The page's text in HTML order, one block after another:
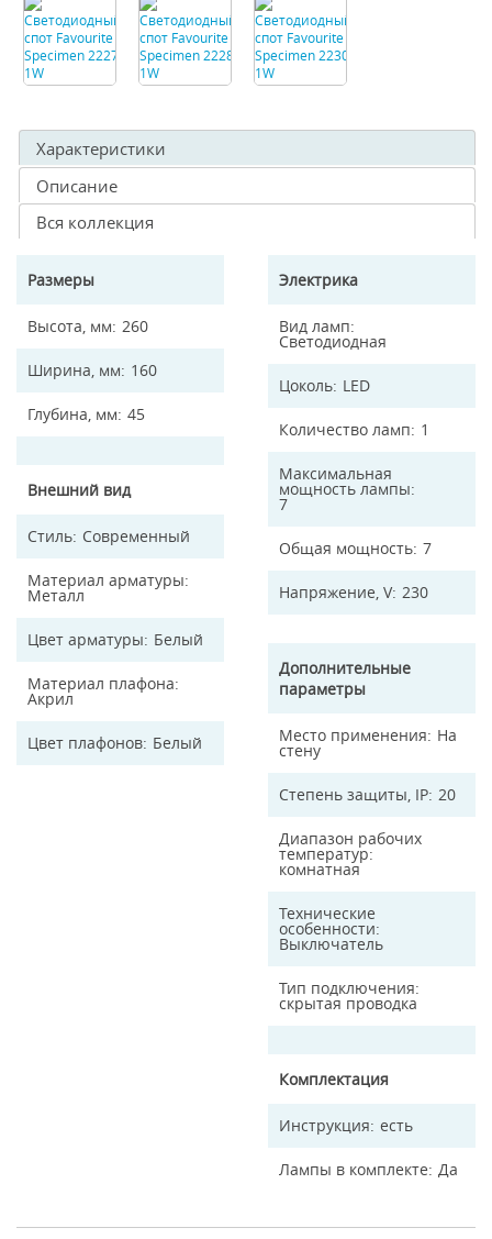
Характеристики
Описание
Вся коллекция
Размеры
Высота, мм 260
Ширина, мм 160
Глубина, мм 45
Внешний вид
Стиль Современный
Материал арматуры
Металл
Цвет арматуры Белый
Материал плафона
Акрил
Цвет плафонов Белый
Электрика
Вид ламп
Светодиодная
Цоколь LED
Количество ламп 1
Максимальная
мощность лампы
7
Общая мощность 7
Напряжение, V 230
Дополнительные
параметры
Место применения На
стену
Степень защиты, IP 20
Диапазон рабочих
температур
комнатная
Технические
особенности
Выключатель
Тип подключения
скрытая проводка
Комплектация
Инструкция есть
Лампы в комплекте Да